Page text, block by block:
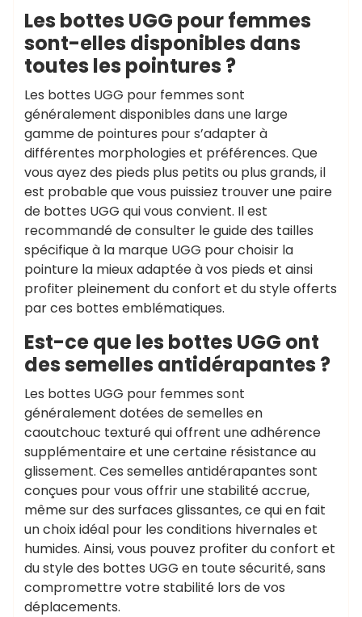
Les bottes UGG pour femmes
sont-elles disponibles dans
toutes les pointures ?
Les bottes UGG pour femmes sont
généralement disponibles dans une large
gamme de pointures pour s’adapter à
différentes morphologies et préférences. Que
vous ayez des pieds plus petits ou plus grands, il
est probable que vous puissiez trouver une paire
de bottes UGG qui vous convient. Il est
recommandé de consulter le guide des tailles
spécifique à la marque UGG pour choisir la
pointure la mieux adaptée à vos pieds et ainsi
profiter pleinement du confort et du style offerts
par ces bottes emblématiques.
Est-ce que les bottes UGG ont
des semelles antidérapantes ?
Les bottes UGG pour femmes sont
généralement dotées de semelles en
caoutchouc texturé qui offrent une adhérence
supplémentaire et une certaine résistance au
glissement. Ces semelles antidérapantes sont
conçues pour vous offrir une stabilité accrue,
même sur des surfaces glissantes, ce qui en fait
un choix idéal pour les conditions hivernales et
humides. Ainsi, vous pouvez profiter du confort et
du style des bottes UGG en toute sécurité, sans
compromettre votre stabilité lors de vos
déplacements.